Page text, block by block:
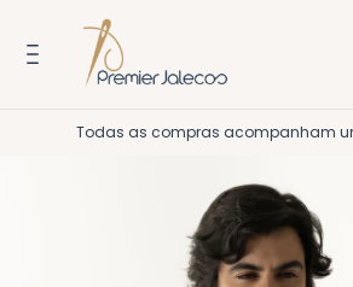
Todas as compras acompanham